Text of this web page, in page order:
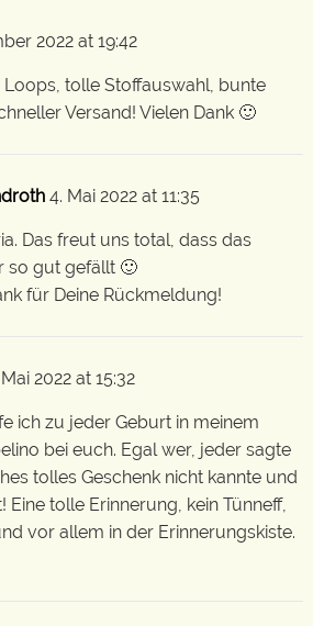
2022 at 19:42
tolle Stoffauswahl, bunte
Versand! Vielen Dank 🙂
4. Mai 2022 at 11:35
Das freut uns total, dass das
so gut gefällt 🙂
für Deine Rückmeldung!
2022 at 15:32
ich zu jeder Geburt in meinem
bei euch. Egal wer, jeder sagte
tolles Geschenk nicht kannte und
Eine tolle Erinnerung, kein Tünneff,
vor allem in der Erinnerungskiste.